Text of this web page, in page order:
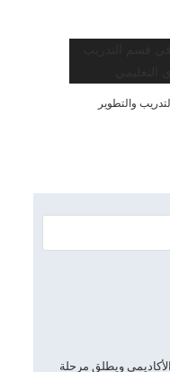
والتطوير
ويطلق مرحلة